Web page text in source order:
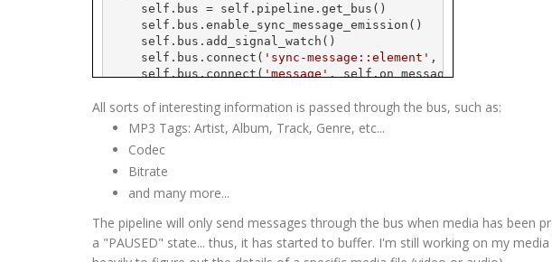
    self.bus = self.pipeline.get_bus()
    self.bus.enable_sync_message_emission()
    self.bus.add_signal_watch()
    self.bus.connect(
'sync-message::element' ,
    self.bus.connect(
'message' , self.on_message)
def on_message(self, bus, message):
    print message
All sorts of interesting information is passed through the bus, such as:
MP3 Tags: Artist, Album, Track, Genre, etc...
Codec
Bitrate
and many more...
The pipeline will only send messages through the bus when media has been
a "PAUSED" state... thus, it has started to buffer. I'm still working on my